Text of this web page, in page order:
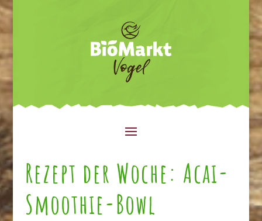
Rezept der Woche: Acai-
Smoothie-Bowl